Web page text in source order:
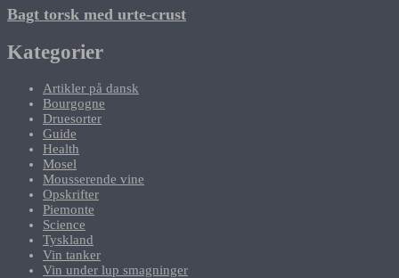
Bagt torsk med urte-crust
Kategorier
Artikler på dansk
Bourgogne
Druesorter
Guide
Health
Mosel
Mousserende vine
Opskrifter
Piemonte
Science
Tyskland
Vin tanker
Vin under lup smagninger